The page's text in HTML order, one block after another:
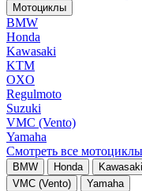
Мотоциклы
BMW
Honda
Kawasaki
KTM
OXO
Regulmoto
Suzuki
VMC (Vento)
Yamaha
Смотреть все мотоциклы
BMW Honda Kawasaki
VMC (Vento)
Yamaha